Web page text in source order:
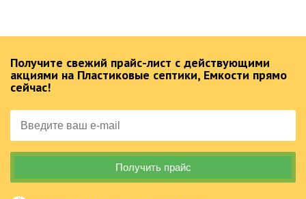
Получите свежий прайс-лист с действующими
акциями на Пластиковые септики, Емкости прямо
сейчас!